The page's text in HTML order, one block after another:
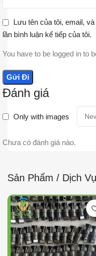
Đánh giá
Only with images
Chưa có đánh giá nào.
Lưu tên của tôi, email,
lần bình luận kế tiếp của tôi.
You have to be logged in to
Sản Phẩm / Dịch